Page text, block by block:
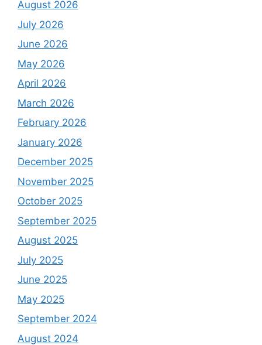
August 2026
July 2026
June 2026
May 2026
April 2026
March 2026
February 2026
January 2026
December 2025
November 2025
October 2025
September 2025
August 2025
July 2025
June 2025
May 2025
September 2024
August 2024